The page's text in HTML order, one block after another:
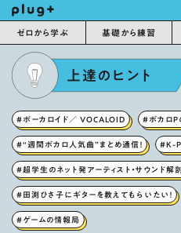
ゼロから学ぶ 基礎から練習
上達のヒント
#ボーカロイド／ VOCALOID #ボカロP
#“週間ボカロ人気曲”まとめ通信！ #K-
#超学生のネット発アーティスト・サウンド解剖
#田渕ひさ子にギターを教えてもらいたい！
#ゲームの情報局